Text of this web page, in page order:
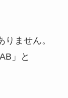
ません。
」と